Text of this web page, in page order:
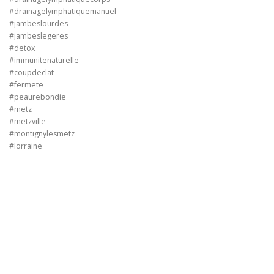
#drainagelymphatiquemanuel
#jambeslourdes
#jambeslegeres
#detox
#immunitenaturelle
#coupdeclat
#fermete
#peaurebondie
#metz
#metzville
#montignylesmetz
#lorraine